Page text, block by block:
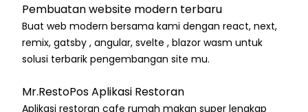
Pembuatan website modern terbaru
Buat web modern bersama kami dengan react, next,
remix, gatsby , angular, svelte , blazor wasm untuk
solusi terbarik pengembangan site mu.
Mr.RestoPos Aplikasi Restoran
Aplikasi restoran cafe rumah makan super lengkap